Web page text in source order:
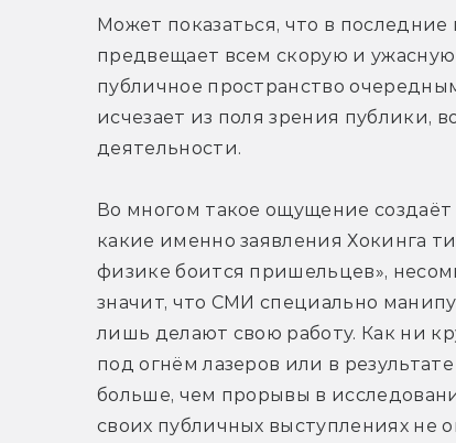
Может показаться, что в
предвещает всем скорую и
публичное пространство
исчезает из поля зрения публики,
деятельности.
Во многом такое ощущение
какие именно заявления Хокинга
физике боится пришельцев»,
значит, что СМИ специально
лишь делают свою работу. Как ни
под огнём лазеров или в
больше, чем прорывы в
своих публичных выступлениях не